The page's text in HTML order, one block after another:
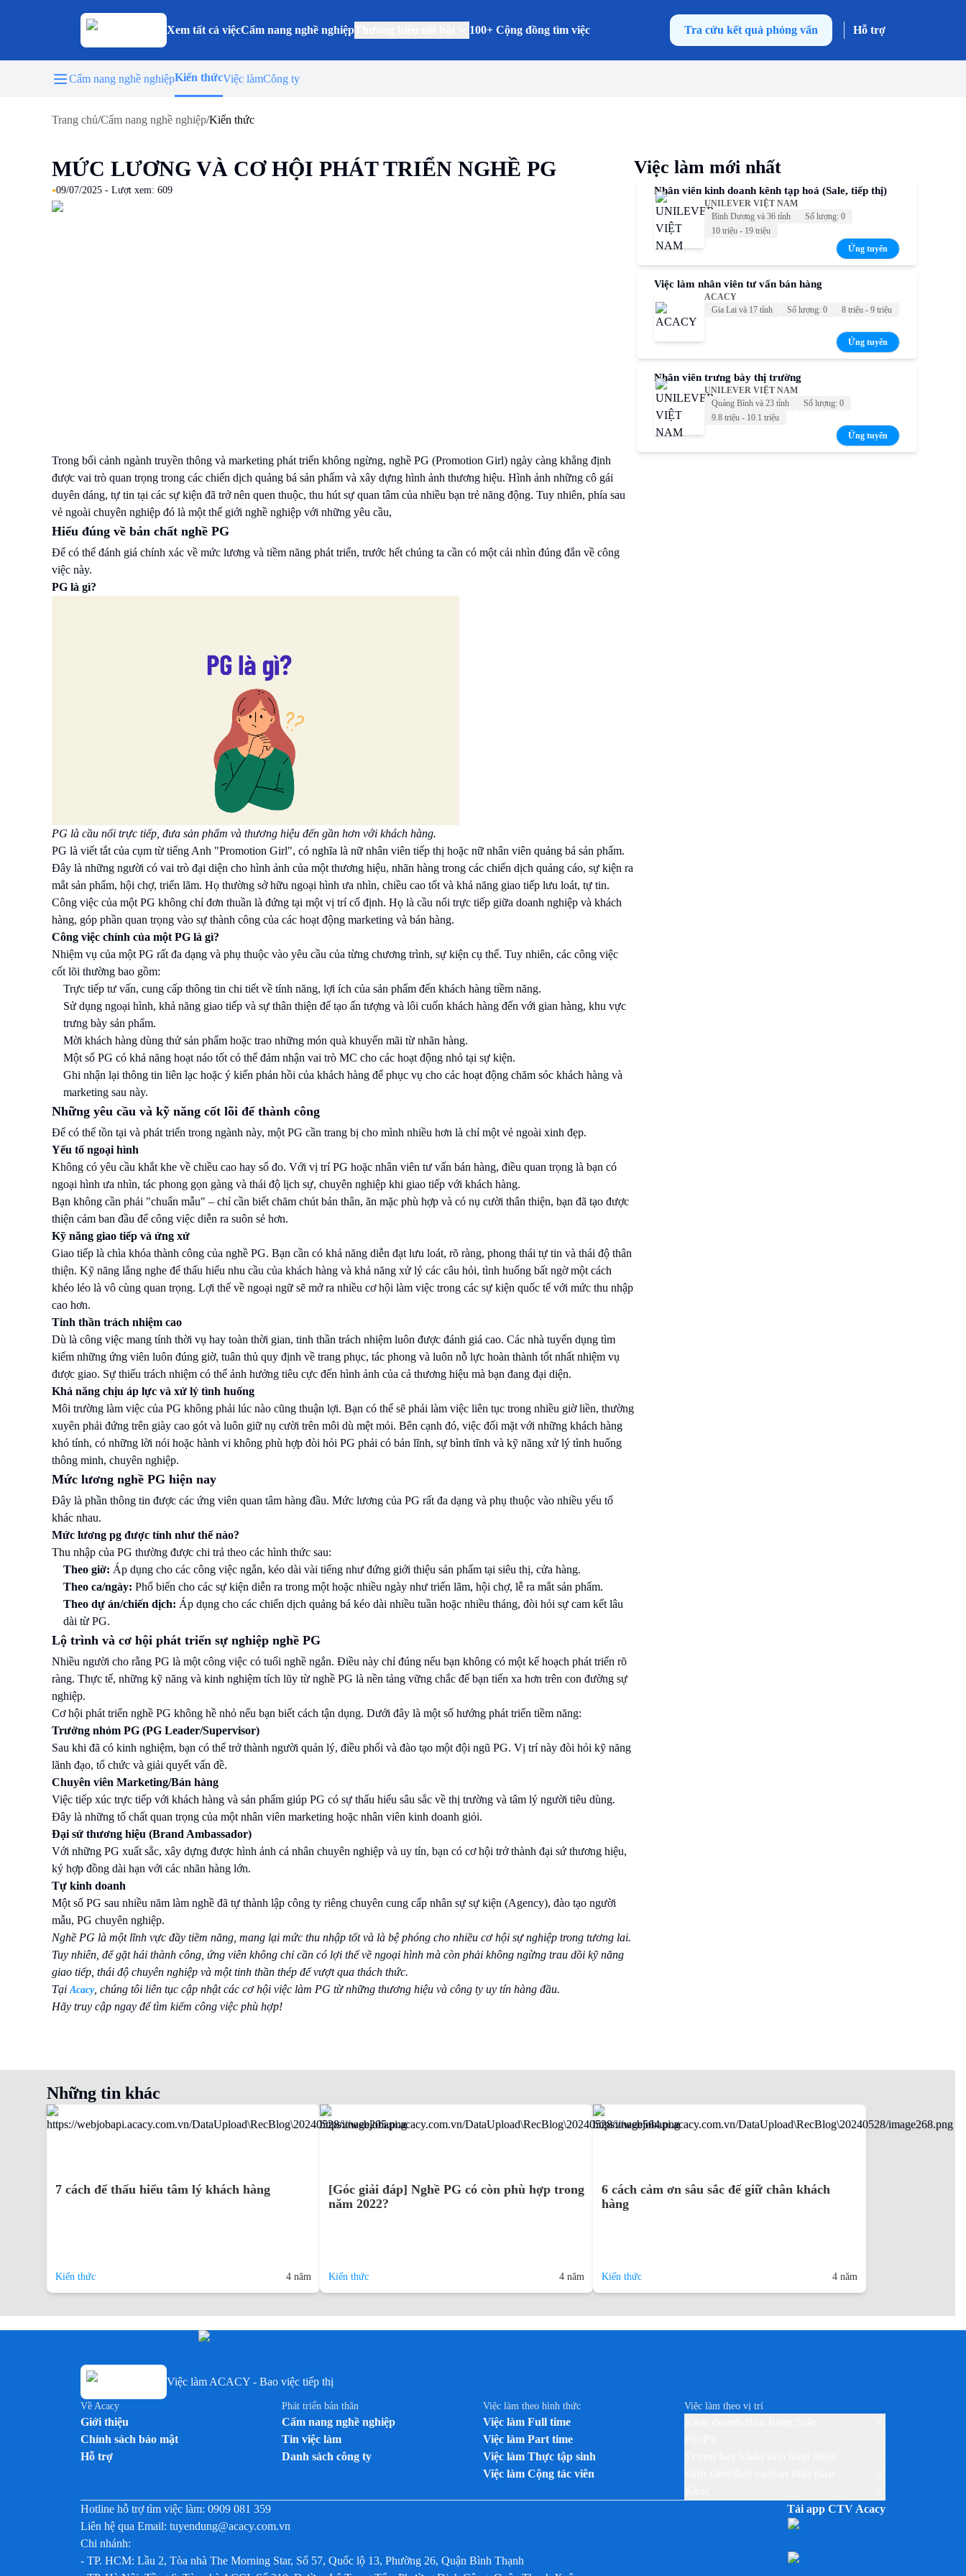
Xem tất cả việcCẩm nang nghề nghiệp 100+ Cộng đồng tìm việc Tra cứu kết quả phỏng vấn Hỗ trợ
Cẩm nang nghề nghiệpKiến thứcViệc làmCông ty
Trang chủ/Cẩm nang nghề nghiệp/Kiến thức
MỨC LƯƠNG VÀ CƠ HỘI PHÁT TRIỂN NGHỀ PG
•09/07/2025 - Lượt xem: 609
Trong bối cảnh ngành truyền thông và marketing phát triển không ngừng, nghề PG (Promotion Girl) ngày càng khẳng định
được vai trò quan trọng trong các chiến dịch quảng bá sản phẩm và xây dựng hình ảnh thương hiệu. Hình ảnh những cô gái
duyên dáng, tự tin tại các sự kiện đã trở nên quen thuộc, thu hút sự quan tâm của nhiều bạn trẻ năng động. Tuy nhiên, phía sau
vẻ ngoài chuyên nghiệp đó là một thế giới nghề nghiệp với những yêu cầu,
Hiểu đúng về bản chất nghề PG
Để có thể đánh giá chính xác về mức lương và tiềm năng phát triển, trước hết chúng ta cần có một cái nhìn đúng đắn về công
việc này.
PG là gì?
PG là cầu nối trực tiếp, đưa sản phẩm và thương hiệu đến gần hơn với khách hàng.
PG là viết tắt của cụm từ tiếng Anh "Promotion Girl", có nghĩa là nữ nhân viên tiếp thị hoặc nữ nhân viên quảng bá sản phẩm.
Đây là những người có vai trò đại diện cho hình ảnh của một thương hiệu, nhãn hàng trong các chiến dịch quảng cáo, sự kiện ra
mắt sản phẩm, hội chợ, triển lãm. Họ thường sở hữu ngoại hình ưa nhìn, chiều cao tốt và khả năng giao tiếp lưu loát, tự tin.
Công việc của một PG không chỉ đơn thuần là đứng tại một vị trí cố định. Họ là cầu nối trực tiếp giữa doanh nghiệp và khách
hàng, góp phần quan trọng vào sự thành công của các hoạt động marketing và bán hàng.
Công việc chính của một PG là gì?
Nhiệm vụ của một PG rất đa dạng và phụ thuộc vào yêu cầu của từng chương trình, sự kiện cụ thể. Tuy nhiên, các công việc
cốt lõi thường bao gồm:
Trực tiếp tư vấn, cung cấp thông tin chi tiết về tính năng, lợi ích của sản phẩm đến khách hàng tiềm năng.
Sử dụng ngoại hình, khả năng giao tiếp và sự thân thiện để tạo ấn tượng và lôi cuốn khách hàng đến với gian hàng, khu vực
trưng bày sản phẩm.
Mời khách hàng dùng thử sản phẩm hoặc trao những món quà khuyến mãi từ nhãn hàng.
Một số PG có khả năng hoạt náo tốt có thể đảm nhận vai trò MC cho các hoạt động nhỏ tại sự kiện.
Ghi nhận lại thông tin liên lạc hoặc ý kiến phản hồi của khách hàng để phục vụ cho các hoạt động chăm sóc khách hàng và
marketing sau này.
Những yêu cầu và kỹ năng cốt lõi để thành công
Để có thể tồn tại và phát triển trong ngành này, một PG cần trang bị cho mình nhiều hơn là chỉ một vẻ ngoài xinh đẹp.
Yếu tố ngoại hình
Không có yêu cầu khắt khe về chiều cao hay số đo. Với vị trí PG hoặc nhân viên tư vấn bán hàng, điều quan trọng là bạn có
ngoại hình ưa nhìn, tác phong gọn gàng và thái độ lịch sự, chuyên nghiệp khi giao tiếp với khách hàng.
Bạn không cần phải "chuẩn mẫu" – chỉ cần biết chăm chút bản thân, ăn mặc phù hợp và có nụ cười thân thiện, bạn đã tạo được
thiện cảm ban đầu để công việc diễn ra suôn sẻ hơn.
Kỹ năng giao tiếp và ứng xử
Giao tiếp là chìa khóa thành công của nghề PG. Bạn cần có khả năng diễn đạt lưu loát, rõ ràng, phong thái tự tin và thái độ thân
thiện. Kỹ năng lắng nghe để thấu hiểu nhu cầu của khách hàng và khả năng xử lý các câu hỏi, tình huống bất ngờ một cách
khéo léo là vô cùng quan trọng. Lợi thế về ngoại ngữ sẽ mở ra nhiều cơ hội làm việc trong các sự kiện quốc tế với mức thu nhập
cao hơn.
Tinh thần trách nhiệm cao
Dù là công việc mang tính thời vụ hay toàn thời gian, tinh thần trách nhiệm luôn được đánh giá cao. Các nhà tuyển dụng tìm
kiếm những ứng viên luôn đúng giờ, tuân thủ quy định về trang phục, tác phong và luôn nỗ lực hoàn thành tốt nhất nhiệm vụ
được giao. Sự thiếu trách nhiệm có thể ảnh hưởng tiêu cực đến hình ảnh của cả thương hiệu mà bạn đang đại diện.
Khả năng chịu áp lực và xử lý tình huống
Môi trường làm việc của PG không phải lúc nào cũng thuận lợi. Bạn có thể sẽ phải làm việc liên tục trong nhiều giờ liền, thường
xuyên phải đứng trên giày cao gót và luôn giữ nụ cười trên môi dù mệt mỏi. Bên cạnh đó, việc đối mặt với những khách hàng
khó tính, có những lời nói hoặc hành vi không phù hợp đòi hỏi PG phải có bản lĩnh, sự bình tĩnh và kỹ năng xử lý tình huống
thông minh, chuyên nghiệp.
Mức lương nghề PG hiện nay
Đây là phần thông tin được các ứng viên quan tâm hàng đầu. Mức lương của PG rất đa dạng và phụ thuộc vào nhiều yếu tố
khác nhau.
Mức lương pg được tính như thế nào?
Thu nhập của PG thường được chi trả theo các hình thức sau:
Theo giờ: Áp dụng cho các công việc ngắn, kéo dài vài tiếng như đứng giới thiệu sản phẩm tại siêu thị, cửa hàng.
Theo ca/ngày: Phổ biến cho các sự kiện diễn ra trong một hoặc nhiều ngày như triển lãm, hội chợ, lễ ra mắt sản phẩm.
Theo dự án/chiến dịch: Áp dụng cho các chiến dịch quảng bá kéo dài nhiều tuần hoặc nhiều tháng, đòi hỏi sự cam kết lâu
dài từ PG.
Lộ trình và cơ hội phát triển sự nghiệp nghề PG
Nhiều người cho rằng PG là một công việc có tuổi nghề ngắn. Điều này chỉ đúng nếu bạn không có một kế hoạch phát triển rõ
ràng. Thực tế, những kỹ năng và kinh nghiệm tích lũy từ nghề PG là nền tảng vững chắc để bạn tiến xa hơn trên con đường sự
nghiệp.
Cơ hội phát triển nghề PG không hề nhỏ nếu bạn biết cách tận dụng. Dưới đây là một số hướng phát triển tiềm năng:
Trưởng nhóm PG (PG Leader/Supervisor)
Sau khi đã có kinh nghiệm, bạn có thể trở thành người quản lý, điều phối và đào tạo một đội ngũ PG. Vị trí này đòi hỏi kỹ năng
lãnh đạo, tổ chức và giải quyết vấn đề.
Chuyên viên Marketing/Bán hàng
Việc tiếp xúc trực tiếp với khách hàng và sản phẩm giúp PG có sự thấu hiểu sâu sắc về thị trường và tâm lý người tiêu dùng.
Đây là những tố chất quan trọng của một nhân viên marketing hoặc nhân viên kinh doanh giỏi.
Đại sứ thương hiệu (Brand Ambassador)
Với những PG xuất sắc, xây dựng được hình ảnh cá nhân chuyên nghiệp và uy tín, bạn có cơ hội trở thành đại sứ thương hiệu,
ký hợp đồng dài hạn với các nhãn hàng lớn.
Tự kinh doanh
Một số PG sau nhiều năm làm nghề đã tự thành lập công ty riêng chuyên cung cấp nhân sự sự kiện (Agency), đào tạo người
mẫu, PG chuyên nghiệp.
Nghề PG là một lĩnh vực đầy tiềm năng, mang lại mức thu nhập tốt và là bệ phóng cho nhiều cơ hội sự nghiệp trong tương lai.
Tuy nhiên, để gặt hái thành công, ứng viên không chỉ cần có lợi thế về ngoại hình mà còn phải không ngừng trau dồi kỹ năng
giao tiếp, thái độ chuyên nghiệp và một tinh thần thép để vượt qua thách thức.
Tại Acacy, chúng tôi liên tục cập nhật các cơ hội việc làm PG từ những thương hiệu và công ty uy tín hàng đầu.
Hãy truy cập ngay để tìm kiếm công việc phù hợp!
Việc làm mới nhất
Nhân viên kinh doanh kênh tạp hoá (Sale, tiếp thị)
UNILEVER VIỆT NAM
Bình Dương và 36 tỉnh
Số lượng: 0
10 triệu - 19 triệu
Ứng tuyển
Việc làm nhân viên tư vấn bán hàng
ACACY
Gia Lai và 17 tỉnh
Số lượng: 0 8 triệu - 9 triệu
Ứng tuyển
Nhân viên trưng bày thị trường
UNILEVER VIỆT NAM
Quảng Bình và 23 tỉnh
Số lượng: 0
9.8 triệu - 10.1 triệu
Ứng tuyển
Những tin khác
7 cách để thấu hiểu tâm lý khách hàng
Kiến thức 4 năm
[Góc giải đáp] Nghề PG có còn phù hợp trong
năm 2022?
Kiến thức 4 năm
6 cách cảm ơn sâu sắc để giữ chân khách
hàng
Kiến thức 4 năm
Việc làm ACACY - Bao việc tiếp thị
Về Acacy
Giới thiệu
Chính sách bảo mật
Hỗ trợ
Phát triển bản thân
Cẩm nang nghề nghiệp
Tin việc làm
Danh sách công ty
Việc làm theo hình thức
Việc làm Full time
Việc làm Part time
Việc làm Thực tập sinh
Việc làm Cộng tác viên
Việc làm theo vị trí
Hotline hỗ trợ tìm việc làm: 0909 081 359
Liên hệ qua Email: tuyendung@acacy.com.vn
Chi nhánh:
- TP. HCM: Lầu 2, Tòa nhà The Morning Star, Số 57, Quốc lộ 13, Phường 26, Quận Bình Thạnh
Tải app CTV Acacy